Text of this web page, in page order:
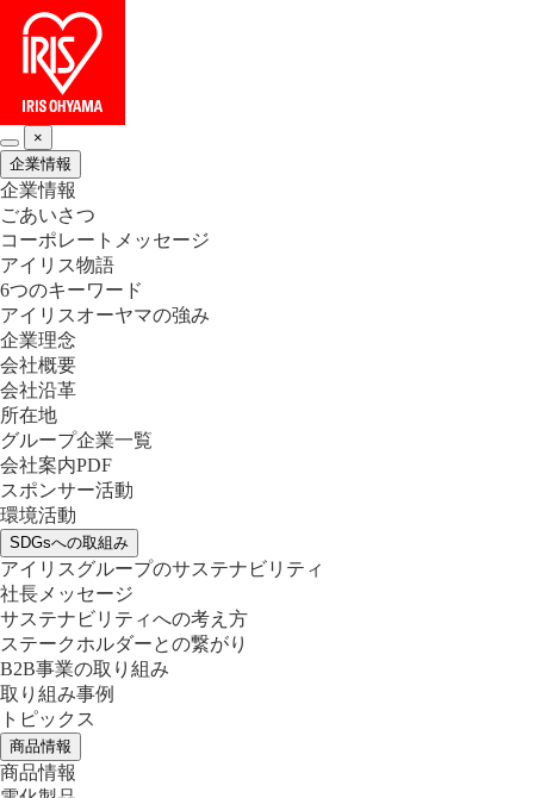
×
企業情報
企業情報
ごあいさつ
コーポレートメッセージ
アイリス物語
6つのキーワード
アイリスオーヤマの強み
企業理念
会社概要
会社沿革
所在地
グループ企業一覧
会社案内PDF
スポンサー活動
環境活動
SDGsへの取組み
アイリスグループのサステナビリティ
社長メッセージ
サステナビリティへの考え方
ステークホルダーとの繋がり
B2B事業の取り組み
取り組み事例
トピックス
商品情報
商品情報